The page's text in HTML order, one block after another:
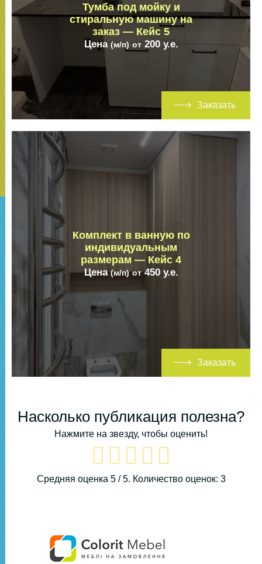
Тумба под мойку и
стиральную машину на
заказ — Кейс 5
Цена (м/п) от200 у.е.
Заказать
Комплект в ванную по
индивидуальным
размерам — Кейс 4
Цена(м/п) от450 у.е.
Заказать
Насколько публикация полезна?
Нажмите на звезду, чтобы оценить!
Средняя оценка 5/ 5. Количество оценок: 3